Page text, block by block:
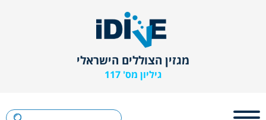
מגזין הצוללים הישראלי
גיליון מס' 117